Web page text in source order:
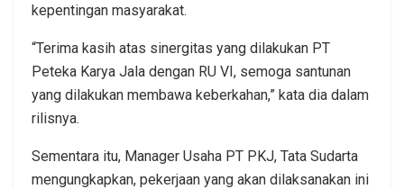
kepentingan masyarakat.
“Terima kasih atas sinergitas yang dilakukan PT
Peteka Karya Jala dengan RU VI, semoga santunan
yang dilakukan membawa keberkahan,” kata dia dalam
rilisnya.
Sementara itu, Manager Usaha PT PKJ, Tata Sudarta
mengungkapkan, pekerjaan yang akan dilaksanakan ini